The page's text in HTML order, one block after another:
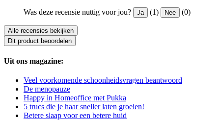
Was deze recensie nuttig voor jou? Ja (1) Nee (0)
Alle recensies bekijken
Dit product beoordelen
Uit ons magazine:
Veel voorkomende schoonheidsvragen beantwoord
De menopauze
Happy in Homeoffice met Pukka
5 trucs die je haar sneller laten groeien!
Betere slaap voor een betere huid